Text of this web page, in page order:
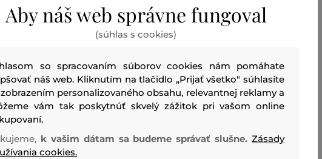
LAGERFELD LIGHTWEIGHT
NOVINKA
VESTA KARL LAGERFELD FAUX
Aby náš web správne fungoval
(súhlas s cookies)
so spracovaním súborov cookies nám pomáhate
náš web. Kliknutím na tlačidlo „Prijať všetko" súhlasíte
personalizovaného obsahu, relevantnej reklamy a
vám tak poskytnúť skvelý zážitok pri vašom online
k vašim dátam sa budeme správať slušne. Zásady
cookies.